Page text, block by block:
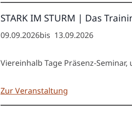
STARK IM STURM | Das
09.09.2026bis 13.09.2026
Viereinhalb Tage Präsenz-
Zur Veranstaltung